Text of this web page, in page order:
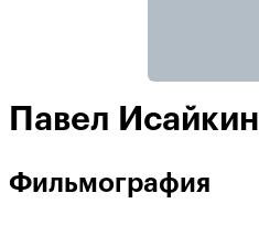
Павел Исайкин
Фильмография